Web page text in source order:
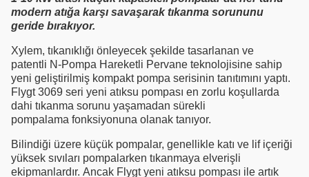
modern atığa karşı savaşarak tıkanma sorununu
geride bırakıyor.
Xylem, tıkanıklığı önleyecek şekilde tasarlanan ve
patentli N-Pompa Hareketli Pervane teknolojisine sahip
yeni geliştirilmiş kompakt pompa serisinin tanıtımını yaptı.
Flygt 3069 seri yeni atıksu pompası en zorlu koşullarda
dahi tıkanma sorunu yaşamadan sürekli
pompalama fonksiyonuna olanak tanıyor.
Bilindiği üzere küçük pompalar, genellikle katı ve lif içeriği
yüksek sıvıları pompalarken tıkanmaya elverişli
ekipmanlardır. Ancak Flygt yeni atıksu pompası ile artık